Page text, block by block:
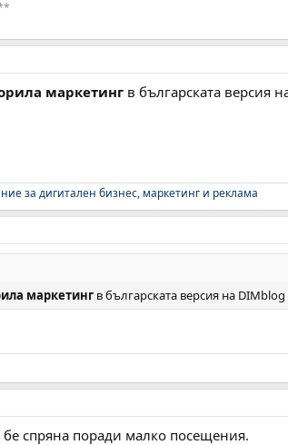
маркетинг в българската версия
за дигитален бизнес, маркетинг и реклама
маркетинг в българската версия на
бе спряна поради малко посещения.